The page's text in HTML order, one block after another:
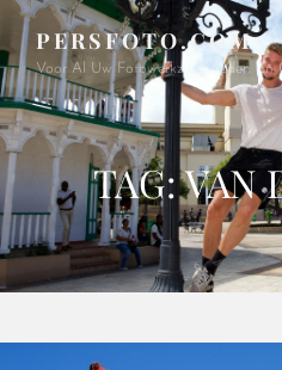
PERSFOTO.COM
Voor Al Uw Fotowerkzaamheden En
TAG:VAN